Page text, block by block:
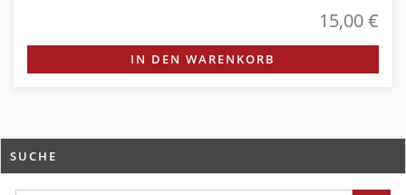
15,00 €
IN DEN WARENKORB
SUCHE